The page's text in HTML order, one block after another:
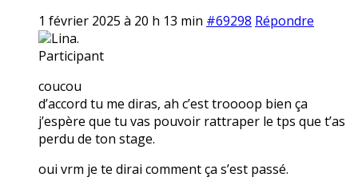
1 février 2025 à 20 h 13 min #69298 Répondre
Lina.
Participant
coucou
d’accord tu me diras, ah c’est troooop bien ça
j’espère que tu vas pouvoir rattraper le tps que t’as
perdu de ton stage.
oui vrm je te dirai comment ça s’est passé.